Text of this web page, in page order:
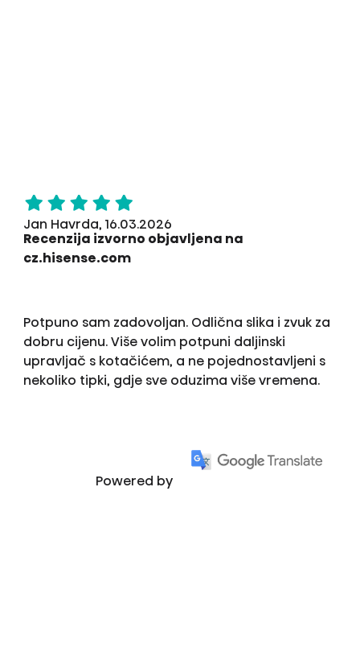
Jan Havrda, 16.03.2026
Recenzija izvorno objavljena na
cz.hisense.com
Potpuno sam zadovoljan. Odlična slika i zvuk za
dobru cijenu. Više volim potpuni daljinski
upravljač s kotačićem, a ne pojednostavljeni s
nekoliko tipki, gdje sve oduzima više vremena.
Powered by